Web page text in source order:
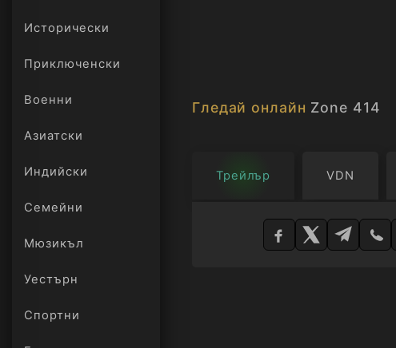
Исторически
Приключенски
Военни
Азиатски
Индийски
Семейни
Мюзикъл
Уестърн
Спортни
Гледай онлайн Zone 414
Трейлър VDN